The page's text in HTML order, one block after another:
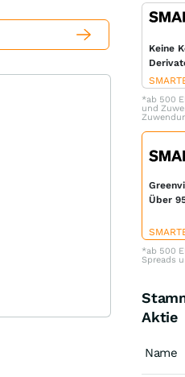
Keine
*ab 500
und
Über
*ab 500
Spreads
Aktie
Name